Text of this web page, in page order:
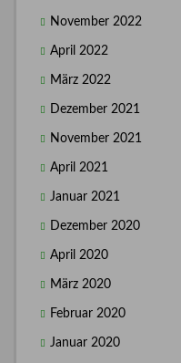
November 2022
April 2022
März 2022
Dezember 2021
November 2021
April 2021
Januar 2021
Dezember 2020
April 2020
März 2020
Februar 2020
Januar 2020